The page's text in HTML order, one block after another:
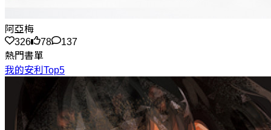
阿亞梅
326
78
137
熱門書單
我的安利Top5